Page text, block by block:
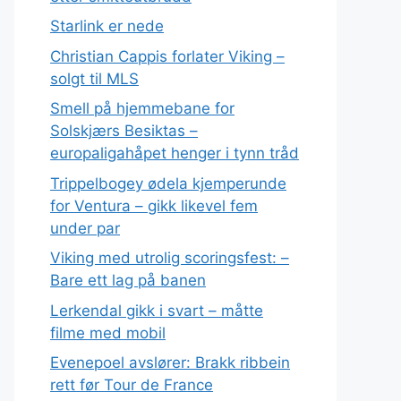
Starlink er nede
Christian Cappis forlater Viking –
solgt til MLS
Smell på hjemmebane for
Solskjærs Besiktas –
europaligahåpet henger i tynn tråd
Trippelbogey ødela kjemperunde
for Ventura – gikk likevel fem
under par
Viking med utrolig scoringsfest: –
Bare ett lag på banen
Lerkendal gikk i svart – måtte
filme med mobil
Evenepoel avslører: Brakk ribbein
rett før Tour de France